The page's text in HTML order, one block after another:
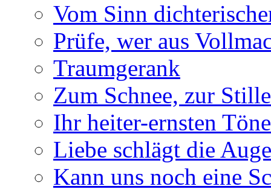
Vom Sinn
Prüfe, wer aus
Traumgerank
Zum Schnee, zur Stille
Ihr heiter-ernsten Töne
Liebe schlägt die
Kann uns noch eine